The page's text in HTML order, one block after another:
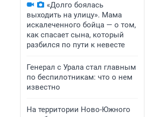
«Долго боялась
выходить на улицу». Мама
искалеченного бойца — о том,
как спасает сына, который
разбился по пути к невесте
Генерал с Урала стал главным
по беспилотникам: что о нем
известно
На территории Ново-Южного